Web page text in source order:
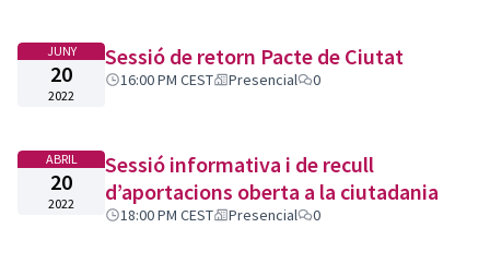
JUNY
20
2022
Sessió de retorn Pacte de Ciutat
16:00 PM CEST Presencial 0
ABRIL
20
2022
Sessió informativa i de recull
d’aportacions oberta a la ciutadania
18:00 PM CEST Presencial 0